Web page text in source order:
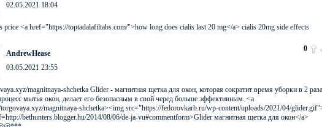
02.05.2021 18:04
price <a href="https://toptadalafiltabs.com/">how long does cialis last 20 mg</a> cialis 20mg side effects
AndrewHease
03.05.2021 23:55
0
magnitnaya-shchetka Glider - магнитная щетка для окон, которая сократит время уборки в 2
мытья окон, делает его безопасным в свой черед больше эффективным. <a
magnitnaya-shchetka><img src="https://fedorovkarb.ru/wp-content/uploads/2021/04/
bethunters.blogger.hu/2014/08/06/de-ja-vu#commentform>Glider магнитная щетка для окон</a>